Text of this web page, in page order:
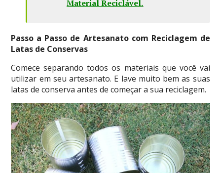
Material Reciclável.
Passo a Passo de Artesanato com Reciclagem de
Latas de Conservas
Comece separando todos os materiais que você vai
utilizar em seu artesanato. E lave muito bem as suas
latas de conserva antes de começar a sua reciclagem.